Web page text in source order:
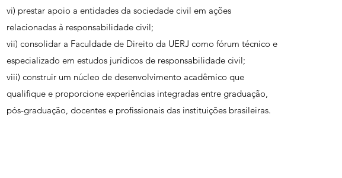
vi) prestar apoio a entidades da sociedade civil em ações
relacionadas à responsabilidade civil;
vii) consolidar a Faculdade de Direito da UERJ como fórum técnico e
especializado em estudos jurídicos de responsabilidade civil;
viii) construir um núcleo de desenvolvimento acadêmico que
qualifique e proporcione experiências integradas entre graduação,
pós-graduação, docentes e profissionais das instituições brasileiras.